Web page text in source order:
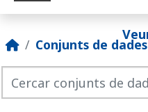
Conjunts de dades